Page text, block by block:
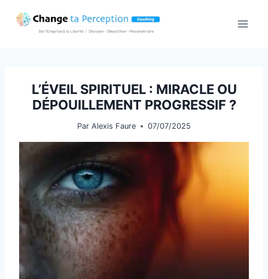
L’ÉVEIL SPIRITUEL : MIRACLE OU
DÉPOUILLEMENT PROGRESSIF ?
Par Alexis Faure 07/07/2025